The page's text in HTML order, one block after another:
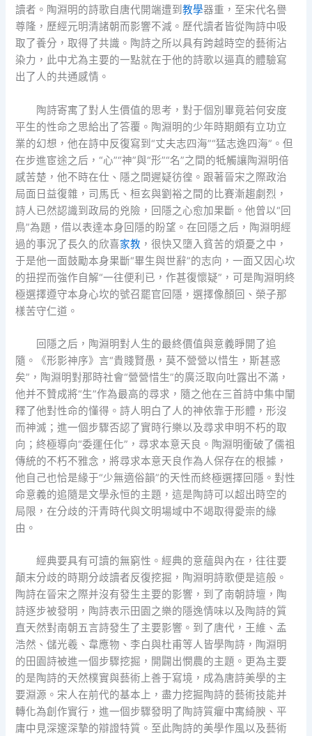
讀者。陶淵明的詩歌自唐代開端遭到教學器重，至宋代名譽
尊隆，歷經元明清諸朝而影響不減。歷代讀者皆從陶詩中吸
取了養分，取得了共識。陶詩之所以具有跨越時空的藝術沾
染力，此中尤為主要的一點就在于他的詩歌以逼真的體驗寫
出了人的共通感情。
陶詩寄寓了對人生價值的思考，對于個別畢竟若何安度
平生的性命之思給出了答覆。陶淵明的少年時期頗有立功立
業的幻想，他在詩中反復寫到“丈夫志四海”“猛志逸四海”。但
在步進宦途之后，“心”“神”與“形”“名”之間的牴觸讓陶淵明倍
感苦楚，他不時在仕、隱之間遲疑彷徨。跟著晉宋之際政治
局面日益復雜，司馬氏、桓玄與劉裕之間的比賽漸趨劇烈，
詩人已然認識到政局的兇險，回隱之心愈加果斷。他曾以“回
鳥”為題，借以表達本身回隱的盼望。在回隱之后，陶淵明經
過的事況了長久的欣喜家教 ，很快又墮入貧苦的煩憂之中，
于是他一面鼓勵本身果斷“畢生與世辭”的志向，一面又因心坎
的扭捏而強作自解“一往便利已，作甚復懷疑”，可是陶淵明終
極選擇遵守本身心坎的號召罷官回隱，選擇像顏回、榮子那
樣苦守仁道。
回隱之后，陶淵明對人生的最終價值與意義睜開了追
隨。《形影神序》言“貴賤賢愚，莫不營營以惜生，斯甚惑
矣”，陶淵明對那時社會“營營惜生”的廣泛取向吐露出不滿，
他并不贊成將“生”作為最高的尋求，隨之他在三首詩中集中闡
釋了他對性命的懂得。詩人明白了人的神依靠于形體，形沒
而神滅；進一個步驟否認了實時行樂以及尋求申明不朽的取
向；終極導向“委運任化”，尋求本意天良。陶淵明衝破了儒祖
傳統的不朽不雅念，將尋求本意天良作為人保存在的根據，
他自己也恰是緣于“少無適俗韻”的天性而終極選擇回隱。對性
命意義的追隨是文學永恒的主題，這是陶詩可以超出時空的
局限，在分歧的汗青時代與文明場域中不竭取得愛崇的緣
由。
經典要具有可讀的無窮性。經典的意蘊與內在，往往要
顛末分歧的時期分歧讀者反復挖掘，陶淵明詩歌便是這般。
陶詩在晉宋之際并沒有發生主要的影響，到了南朝詩壇，陶
詩逐步被發明，陶詩表示田園之樂的隱逸情味以及陶詩的質
直天然對南朝五言詩發生了主要影響。到了唐代，王維、孟
浩然、儲光羲、韋應物、李白與杜甫等人皆學陶詩，陶淵明
的田園詩被進一個步驟挖掘，開闢出憫農的主題。更為主要
的是陶詩的天然樸實與藝術上善于寫境，成為唐詩美學的主
要淵源。宋人在前代的基本上，盡力挖掘陶詩的藝術技能并
轉化為創作實行，進一個步驟發明了陶詩質癯中寓綺腴、平
庸中見深邃深摯的辯證特質。至此陶詩的美學作風以及藝術